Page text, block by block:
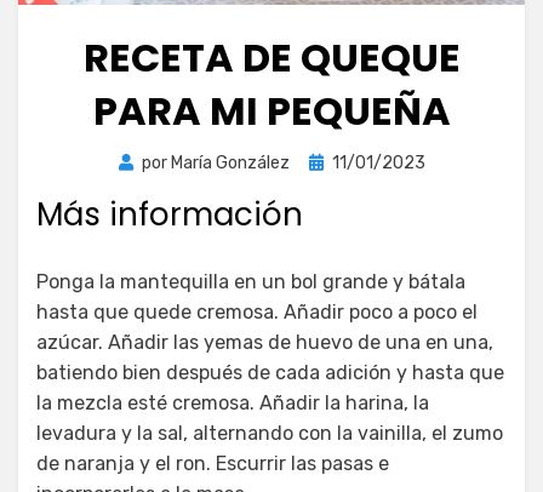
RECETA DE QUEQUE
PARA MI PEQUEÑA
por María González
Publicada
11/01/2023
Más información
Ponga la mantequilla en un bol grande y bátala
hasta que quede cremosa. Añadir poco a poco el
azúcar. Añadir las yemas de huevo de una en una,
batiendo bien después de cada adición y hasta que
la mezcla esté cremosa. Añadir la harina, la
levadura y la sal, alternando con la vainilla, el zumo
de naranja y el ron. Escurrir las pasas e